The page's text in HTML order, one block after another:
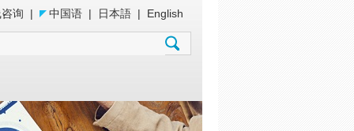
询 | 中国语 | 日本語 | English